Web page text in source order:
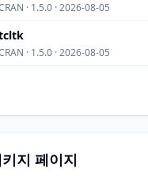
· 1.5.0 · 2026-08-05
· 1.5.0 · 2026-08-05
지 페이지